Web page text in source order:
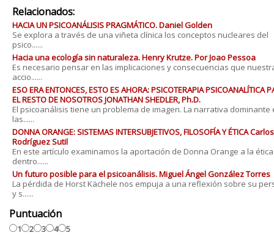
Relacionados:
HACIA UN PSICOANÁLISIS PRAGMÁTICO. Daniel Golden
Se explora a través de una viñeta clínica los conceptos nucleares del
psico......
Hacia una ecología sin naturaleza. Henry Krutze. Por Joao Pessoa
Es necesario pensar en las implicaciones y consecuencias que
accio......
ESO ERA ENTONCES, ESTO ES AHORA: PSICOTERAPIA PSICOANALÍTICA
EL RESTO DE NOSOTROS JONATHAN SHEDLER, Ph.D.
El psicoanálisis tiene un problema de imagen. La narrativa dominante
las......
DONNA ORANGE: SISTEMAS INTERSUBJETIVOS, FILOSOFÍA Y ÉTICA Carlos
Rodríguez Sutil
En este artículo examinamos la aportación de Donna Orange a la ética
dentro......
Un futuro posible para el psicoanálisis. Miguel Ángel González Torres
La pérdida de Horst Kächele nos empuja a una reflexión sobre su
y s......
Puntuación
1 2 3 4 5